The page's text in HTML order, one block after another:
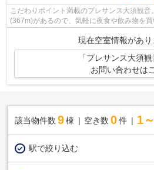
こだわりポイント満載のプレサンス大須観
(367m)があるので、気軽に夜食や飲み物を買
14階建てのマンションは、弊社イチオ...
現在空室情報があり
「プレサンス大須
お問い合わせは
該当物件数 9棟 空き数 0 件 1
駅で絞り込む